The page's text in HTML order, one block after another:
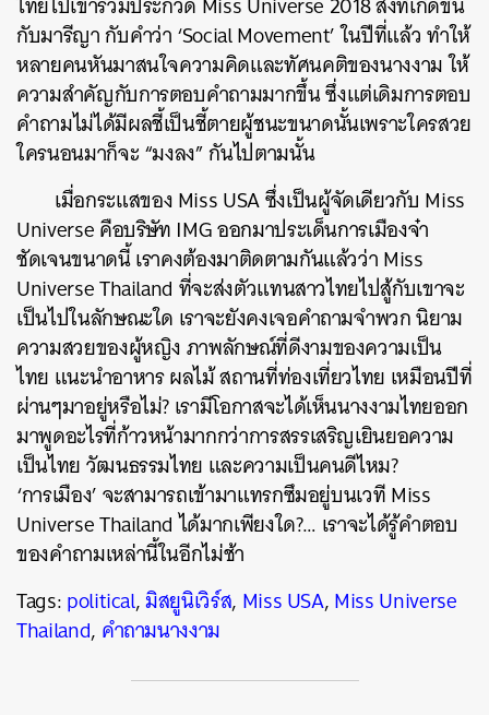
กับมารีญา กับคำว่า ‘Social Movement’ ในปีที่แล้ว ทำให้
หลายคนหันมาสนใจความคิดและทัศนคติของนางงาม ให้
ความสำคัญกับการตอบคำถามมากขึ้น ซึ่งแต่เดิมการตอบ
คำถามไม่ได้มีผลชี้เป็นชี้ตายผู้ชนะขนาดนั้นเพราะใครสวย
ใครนอนมาก็จะ “มงลง” กันไปตามนั้น
เมื่อกระแสของ Miss USA ซึ่งเป็นผู้จัดเดียวกับ Miss
Universe คือบริษัท IMG ออกมาประเด็นการเมืองจ๋า
ชัดเจนขนาดนี้ เราคงต้องมาติดตามกันแล้วว่า Miss
Universe Thailand ที่จะส่งตัวแทนสาวไทยไปสู้กับเขาจะ
เป็นไปในลักษณะใด เราจะยังคงเจอคำถามจำพวก นิยาม
ความสวยของผู้หญิง ภาพลักษณ์ที่ดีงามของความเป็น
ไทย แนะนำอาหาร ผลไม้ สถานที่ท่องเที่ยวไทย เหมือนปีที่
ผ่านๆมาอยู่หรือไม่? เรามีโอกาสจะได้เห็นนางงามไทยออก
มาพูดอะไรที่ก้าวหน้ามากกว่าการสรรเสริญเยินยอความ
เป็นไทย วัฒนธรรมไทย และความเป็นคนดีไหม?
‘การเมือง’ จะสามารถเข้ามาแทรกซึมอยู่บนเวที Miss
Universe Thailand ได้มากเพียงใด?… เราจะได้รู้คำตอบ
ของคำถามเหล่านี้ในอีกไม่ช้า
Tags:political,มิสยูนิเวิร์ส, Miss USA,Miss Universe
Thailand, คำถามนางงาม